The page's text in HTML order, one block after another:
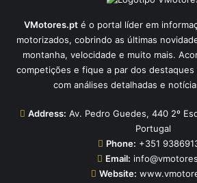
VMotores.pt é o portal líder em
motorizados, cobrindo as últimas
montanha, velocidade e muito mais.
competições e fique a par dos
com análises detalhadas e
Address: Av. Pedro Guedes, 440 2º
Portugal
Phone: +351
Email:
Website: